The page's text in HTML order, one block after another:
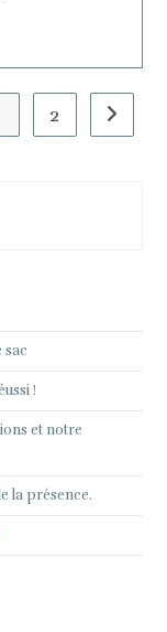
2 Aller à
sac
!
et notre
la présence.